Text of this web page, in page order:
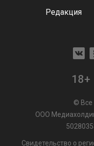
Редакция
18+
©
ООО
Свидетельство о